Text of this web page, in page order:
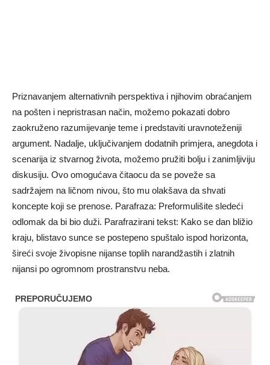
Priznavanjem alternativnih perspektiva i njihovim obraćanjem
na pošten i nepristrasan način, možemo pokazati dobro
zaokruženo razumijevanje teme i predstaviti uravnoteženiji
argument. Nadalje, uključivanjem dodatnih primjera, anegdota i
scenarija iz stvarnog života, možemo pružiti bolju i zanimljiviju
diskusiju. Ovo omogućava čitaocu da se poveže sa
sadržajem na ličnom nivou, što mu olakšava da shvati
koncepte koji se prenose. Parafraza: Preformulišite sledeći
odlomak da bi bio duži. Parafrazirani tekst: Kako se dan bližio
kraju, blistavo sunce se postepeno spuštalo ispod horizonta,
šireći svoje živopisne nijanse toplih narandžastih i zlatnih
nijansi po ogromnom prostranstvu neba.